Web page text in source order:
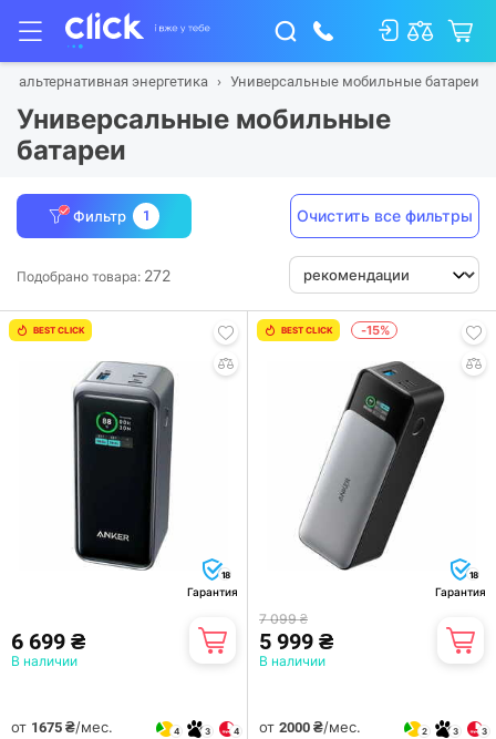
альтернативная энергетика Универсальные мобильные батареи
Универсальные мобильные
батареи
Фильтр 1 Очистить все фильтры
Подобрано товара: 272
BEST CLICK
18
Гарантия
6 699 ₴
В наличии
от 1675 ₴/мес. 4 3 4
BEST CLICK -15%
18
Гарантия
7 099 ₴
5 999 ₴
В наличии
от 2000 ₴/мес. 2 3 3